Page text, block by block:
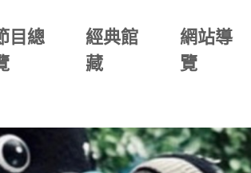
目總
經典館
藏
網站導
覽